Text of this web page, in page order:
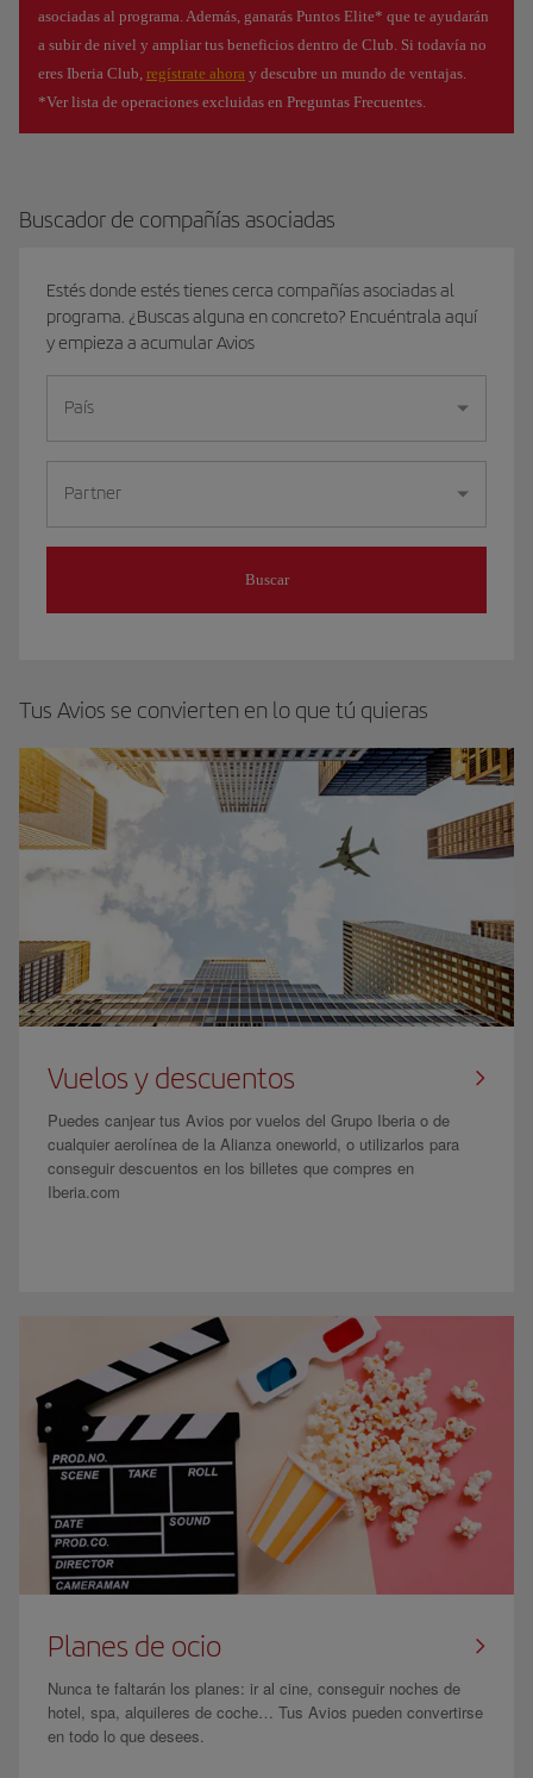
asociadas al programa. Además, ganarás Puntos Elite* que te ayudarán
a subir de nivel y ampliar tus beneficios dentro de Club. Si todavía no
eres Iberia Club, regístrate ahora y descubre un mundo de ventajas.
*Ver lista de operaciones excluidas en Preguntas Frecuentes.
Buscador de compañías asociadas
Estés donde estés tienes cerca compañías asociadas al
programa. ¿Buscas alguna en concreto? Encuéntrala aquí
y empieza a acumular Avios
País
Partner
Buscar
Tus Avios se convierten en lo que tú quieras
Vuelos y descuentos
Puedes canjear tus Avios por vuelos del Grupo Iberia o de
cualquier aerolínea de la Alianza oneworld, o utilizarlos para
conseguir descuentos en los billetes que compres en
Iberia.com
Planes de ocio
Nunca te faltarán los planes: ir al cine, conseguir noches de
hotel, spa, alquileres de coche… Tus Avios pueden convertirse
en todo lo que desees.